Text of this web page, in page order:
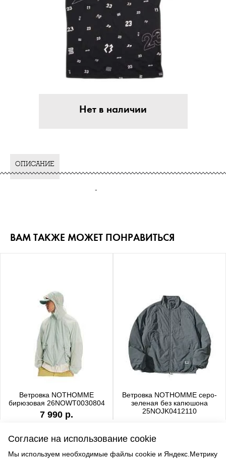
Нет в наличии
ОПИСАНИЕ
-
ВАМ ТАКЖЕ МОЖЕТ ПОНРАВИТЬСЯ
Ветровка NOTHOMME
бирюзовая 26NOWT0030804
7 990 р.
Ветровка NOTHOMME серо-
зеленая без капюшона
25NOJK0412110
Согласие на использование cookie
Мы используем необходимые файлы cookie и Яндекс.Метрику